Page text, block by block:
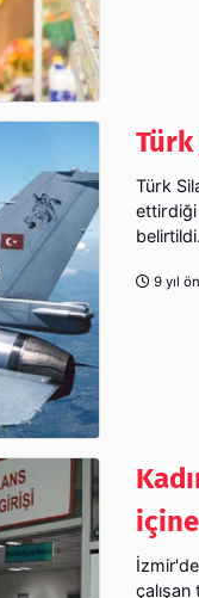
Türk
ettirdiği
9 yıl
çalışan